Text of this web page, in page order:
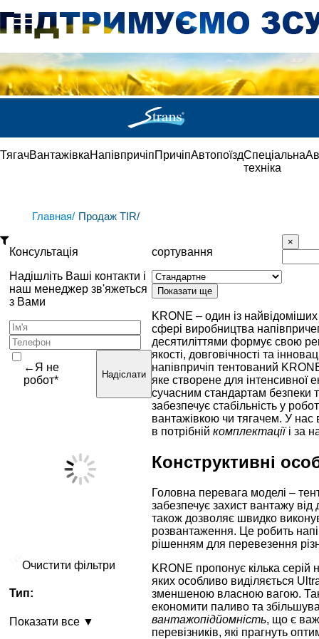
ТягачВантажівкаНапівпричіпПричіпАвтопоїздСпеціальна
техніка
Главная/ Продаж TIR/
Консультація
Надішліть Ваші контакти і
наш менеджер зв'яжеться
з Вами
←Я не
робот*
Надіслати
Очистити фільтри
Тип:
Показати все ▼
сортування
KRONE – один із
сфері виробництва
десятиліттями формує свою
якості, довговічності та
напівпричіп тентований
яке створене для інтенсивної
сучасним стандартам безпеки
забезпечує стабільність у
вантажівкою чи тягачем. У
в потрібній комплектаціїі за
Конструктивні
Головна перевага моделі –
забезпечує захист вантажу від
також дозволяє швидко
розвантаження. Це робить
рішенням для перевезення
KRONE пропонує кілька серій
яких особливо виділяється
зменшеною власною вагою.
економити паливо та
вантажопідйомність, що є
перевізників, які прагнуть